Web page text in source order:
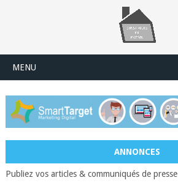
MENU
ANNONCES
Publiez vos articles & communiqués de presse